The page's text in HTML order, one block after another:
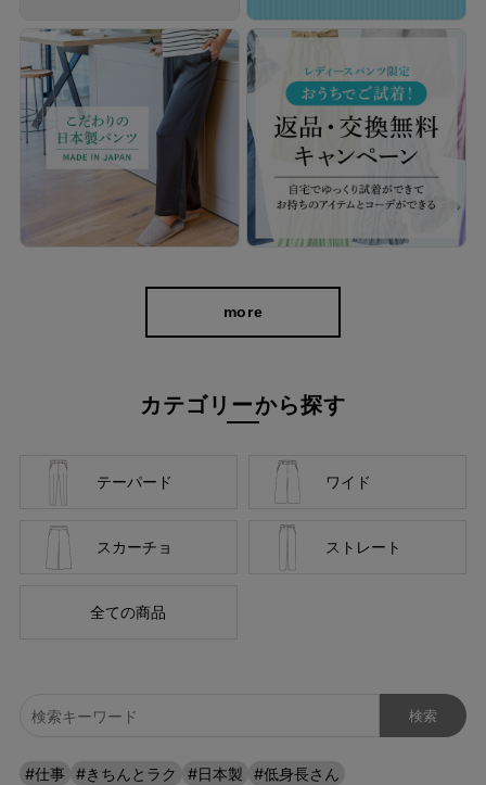
ら、膝抜けしにくくキレイなシルエットを保ちます。
下着や体のラインをカバー。 きちんとした印象ながらも主張が強
すぎず、どんなシーンでも活躍します。
more
カテゴリーから探す
テーパード ワイド
スカーチョ ストレート
全ての商品
#仕事 #きちんとラク #日本製
#低身長さん